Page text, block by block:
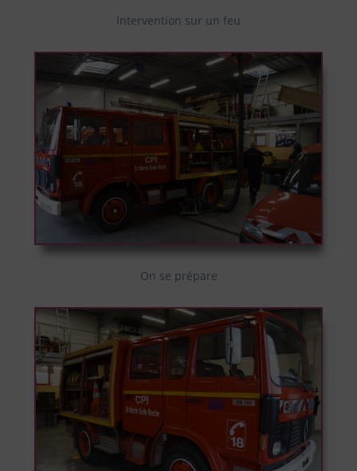
Intervention sur un feu
On se prépare